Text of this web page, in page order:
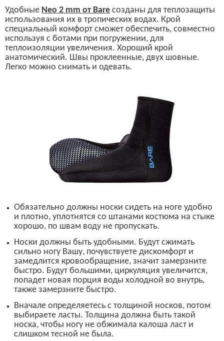
Удобные Neo 2 mm от Bare созданы для теплозащиты
использования их в тропических водах. Крой
специальный комфорт сможет обеспечить, совместно
используя с ботами при погружении, для
теплоизоляции увеличения. Хороший крой
анатомический. Швы проклеенные, двух шовные.
Легко можно снимать и одевать.
Обязательно должны носки сидеть на ноге удобно
и плотно, уплотнятся со штанами костюма на стыке
хорошо, по швам воду не пропускать.
Носки должны быть удобными. Будут сжимать
сильно ногу Вашу, почувствуете дискомфорт и
замедлится кровообращение, значит замерзните
быстро. Будут большими, циркуляция увеличится,
попадет новая порция воды холодной во внутрь,
также замерзните быстро.
Вначале определяетесь с толщиной носков, потом
выбираете ласты. Толщина должна быть такой
носка, чтобы ногу не обжимала калоша ласт и
слишком тесной не была.